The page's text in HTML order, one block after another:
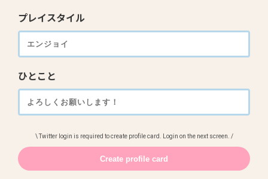
プレイスタイル
ひとこと
\ Twitter login is required to create profile card. Login on the next screen. /